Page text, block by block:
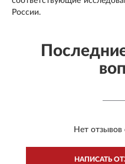
России.
Нет отзывов
НАПИСАТЬ